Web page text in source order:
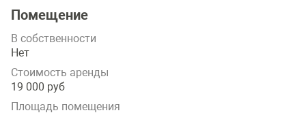
Помещение
В собственности
Нет
Стоимость аренды
19 000 руб
Площадь помещения